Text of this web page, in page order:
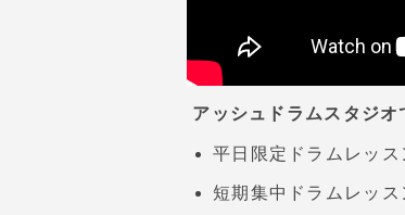
アッシュドラムスタジオ
平日限定ドラムレッ
短期集中ドラムレッ